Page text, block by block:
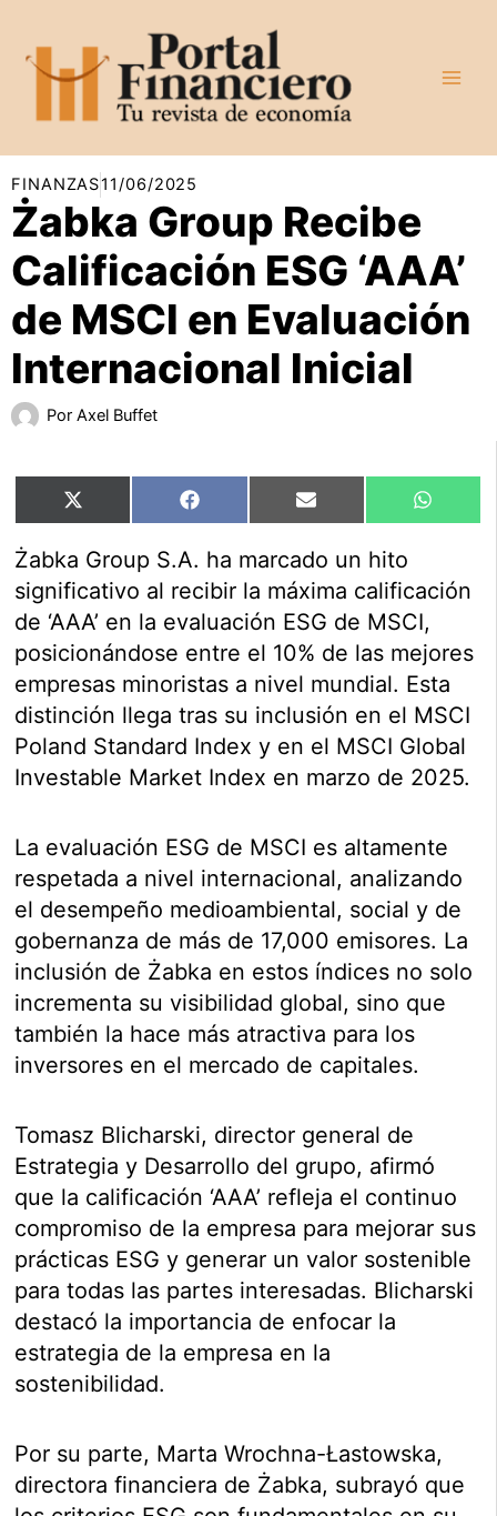
contenido
FINANZAS11/06/2025
Żabka Group Recibe
Calificación ESG ‘AAA’
de MSCI en Evaluación
Internacional Inicial
Por Axel Buffet
Compartir
en
X
(Twitter)
Compartir
en
Facebook Compartir
en
Email
en
Żabka Group S.A. ha marcado un hito
significativo al recibir la máxima calificación
de ‘AAA’ en la evaluación ESG de MSCI,
posicionándose entre el 10% de las mejores
empresas minoristas a nivel mundial. Esta
distinción llega tras su inclusión en el MSCI
Poland Standard Index y en el MSCI Global
Investable Market Index en marzo de 2025.
La evaluación ESG de MSCI es altamente
respetada a nivel internacional, analizando
el desempeño medioambiental, social y de
gobernanza de más de 17,000 emisores. La
inclusión de Żabka en estos índices no solo
incrementa su visibilidad global, sino que
también la hace más atractiva para los
inversores en el mercado de capitales.
Tomasz Blicharski, director general de
Estrategia y Desarrollo del grupo, afirmó
que la calificación ‘AAA’ refleja el continuo
compromiso de la empresa para mejorar sus
prácticas ESG y generar un valor sostenible
para todas las partes interesadas. Blicharski
destacó la importancia de enfocar la
estrategia de la empresa en la
sostenibilidad.
Por su parte, Marta Wrochna-Łastowska,
directora financiera de Żabka, subrayó que